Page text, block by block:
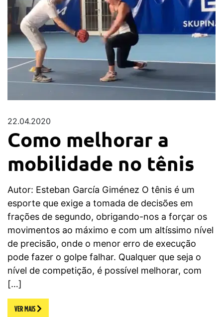
22.04.2020
Como melhorar a
mobilidade no tênis
Autor: Esteban García Giménez O tênis é um
esporte que exige a tomada de decisões em
frações de segundo, obrigando-nos a forçar os
movimentos ao máximo e com um altíssimo nível
de precisão, onde o menor erro de execução
pode fazer o golpe falhar. Qualquer que seja o
nível de competição, é possível melhorar, com
[…]
VER MAIS